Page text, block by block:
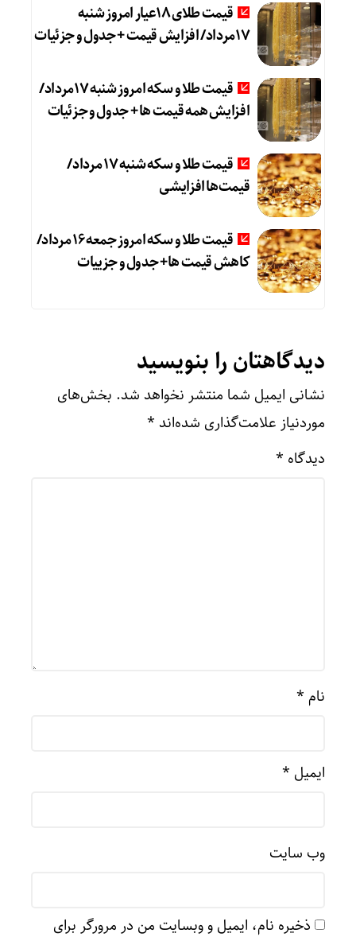
قیمت طلای 18عیار امروز شنبه
17مرداد/ افزایش قیمت + جدول و جزئیات
قیمت طلا و سکه امروز شنبه 17مرداد/
افزایش همه قیمت ها + جدول و جزئیات
قیمت طلا و سکه شنبه 17 مرداد/
قیمت‌ها افزایشی
قیمت طلا و سکه امروز جمعه ۱۶ مرداد/
کاهش قیمت ها+ جدول و جزییات
دیدگاهتان را بنویسید
نشانی ایمیل شما منتشر نخواهد شد. بخش‌های
موردنیاز علامت‌گذاری شده‌اند *
دیدگاه *
نام *
ایمیل *
وب‌ سایت
ذخیره نام، ایمیل و وبسایت من در مرورگر برای